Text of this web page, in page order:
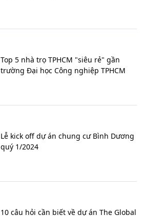
Top 5 nhà trọ TPHCM "siêu rẻ" gần
trường Đại học Công nghiệp TPHCM
Lễ kick off dự án chung cư Bình Dương
quý 1/2024
10 câu hỏi cần biết về dự án The Global